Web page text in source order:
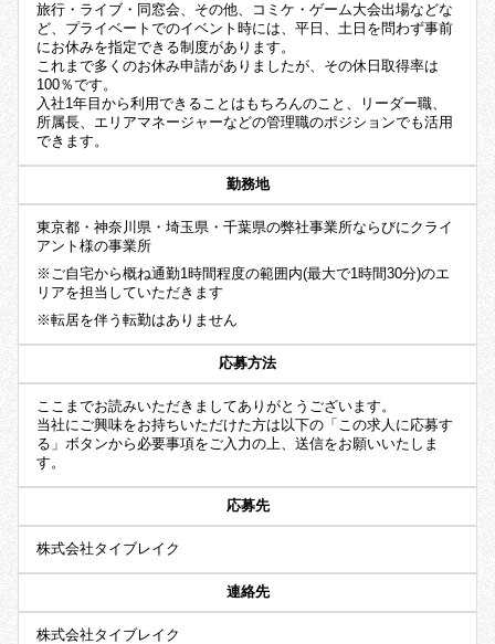
旅行・ライブ・同窓会、その他、コミケ・ゲーム大会出場などな
ど、プライベートでのイベント時には、平日、土日を問わず事前
にお休みを指定できる制度があります。
これまで多くのお休み申請がありましたが、その休日取得率は
100％です。
入社1年目から利用できることはもちろんのこと、リーダー職、
所属長、エリアマネージャーなどの管理職のポジションでも活用
できます。
勤務地
東京都・神奈川県・埼玉県・千葉県の弊社事業所ならびにクライ
アント様の事業所
※ご自宅から概ね通勤1時間程度の範囲内(最大で1時間30分)のエ
リアを担当していただきます
※転居を伴う転勤はありません
応募方法
ここまでお読みいただきましてありがとうございます。
当社にご興味をお持ちいただけた方は以下の「この求人に応募す
る」ボタンから必要事項をご入力の上、送信をお願いいたしま
す。
応募先
株式会社タイブレイク
連絡先
株式会社タイブレイク